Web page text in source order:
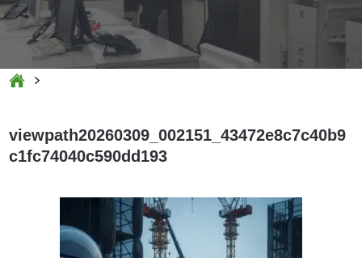
viewpath20260309_002151_43472e8c7c40b9
c1fc74040c590dd193